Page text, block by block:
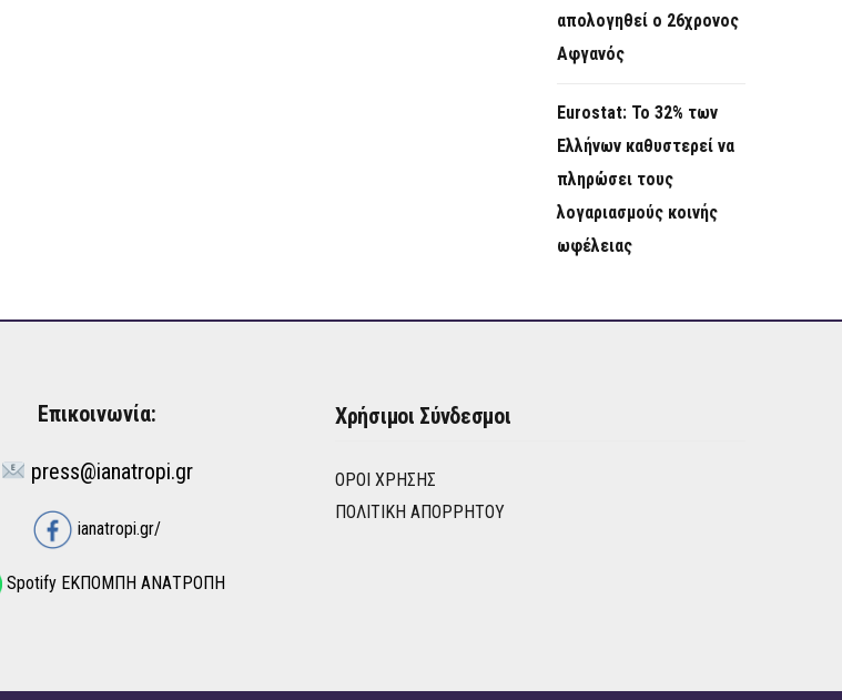
απολογηθεί ο 26χρονος
Αφγανός
Eurostat: Το 32% των
Ελλήνων καθυστερεί να
πληρώσει τους
λογαριασμούς κοινής
ωφέλειας
Επικοινωνία:
press@ianatropi.gr
ianatropi.gr/
Spotify ΕΚΠΟΜΠΗ ΑΝΑΤΡΟΠΗ
Χρήσιμοι Σύνδεσμοι
ΌΡΟΙ ΧΡΉΣΗΣ
ΠΟΛΙΤΙΚΉ ΑΠΟΡΡΉΤΟΥ